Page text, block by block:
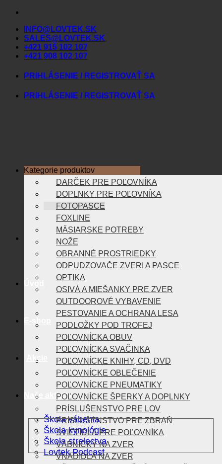
Skip
contentINFO@LOVTEK.SK
SALES@LOVTEK.SK
+421 915 102 107
+421 908 102 107
PRIHLÁSENIE / REGISTROVAŤ SA
PRIHLÁSENIE / REGISTROVAŤ SA
Akcie
Naše aktivity
Škola vábenia
Škola kynológie
Škola strelectva
Lovtek Podcast
Kategorie produktov
DARČEK PRE POĽOVNÍKA
DOPLNKY PRE POĽOVNÍKA
FOTOPASCE
FOXLINE
MÄSIARSKE POTREBY
NOŽE
OBRANNÉ PROSTRIEDKY
ODPUDZOVAČE ZVERI A PASCE
OPTIKA
OSIVÁ A MIEŠANKY PRE ZVER
OUTDOOROVÉ VYBAVENIE
PESTOVANIE A OCHRANA LESA
PODLOŽKY POD TROFEJ
POĽOVNÍCKA OBUV
POĽOVNÍCKA SVAČINKA
POĽOVNÍCKE KNIHY, CD, DVD
POĽOVNÍCKE OBLEČENIE
POĽOVNÍCKE PNEUMATIKY
POĽOVNÍCKE ŠPERKY A DOPLNKY
PRÍSLUŠENSTVO PRE LOV
PRÍSLUŠENSTVO PRE ZBRAŇ
SVIETIDLÁ PRE POĽOVNÍKA
VÁBNIČKY NA ZVER
VNADIDLÁ NA ZVER